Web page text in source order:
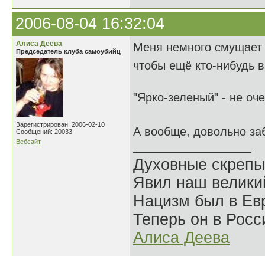
2006-08-04 16:32:04
Алиса Деева
Председатель клуба самоубийц
Зарегистрирован: 2006-02-10
Сообщений: 20033
Вебсайт
Меня немного
чтобы ещё кто-нибудь
"Ярко-зеленый" - не
А вообще, довольно
Духовные
Явил наш
Нацизм был в
Теперь он в
Алиса Деева